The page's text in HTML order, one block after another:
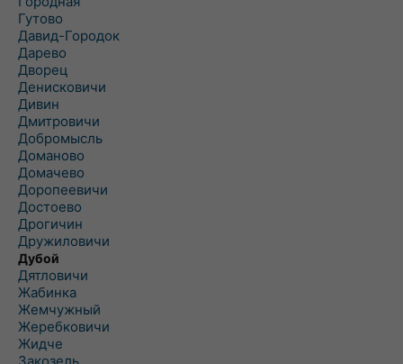
Гутово
Давид-Городок
Дарево
Дворец
Денисковичи
Дивин
Дмитровичи
Добромысль
Доманово
Домачево
Доропеевичи
Достоево
Дрогичин
Дружиловичи
Дубой
Дятловичи
Жабинка
Жемчужный
Жеребковичи
Жидче